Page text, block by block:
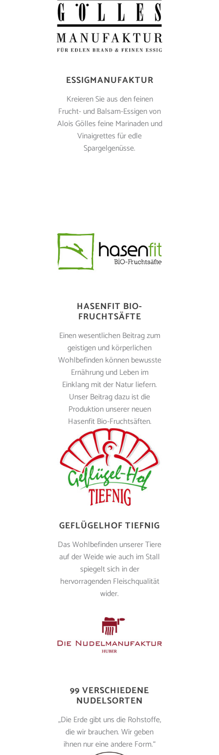
ESSIGMANUFAKTUR
Kreieren Sie aus den feinen
Frucht- und Balsam-Essigen von
Alois Gölles feine Marinaden und
Vinaigrettes für edle
Spargelgenüsse.
HASENFIT BIO-
FRUCHTSÄFTE
Einen wesentlichen Beitrag zum
geistigen und körperlichen
Wohlbefinden können bewusste
Ernährung und Leben im
Einklang mit der Natur liefern.
Unser Beitrag dazu ist die
Produktion unserer neuen
Hasenfit Bio-Fruchtsäften.
GEFLÜGELHOF TIEFNIG
Das Wohlbefinden unserer Tiere
auf der Weide wie auch im Stall
spiegelt sich in der
hervorragenden Fleischqualität
wider.
99 VERSCHIEDENE
NUDELSORTEN
„Die Erde gibt uns die Rohstoffe,
die wir brauchen. Wir geben
ihnen nur eine andere Form.“